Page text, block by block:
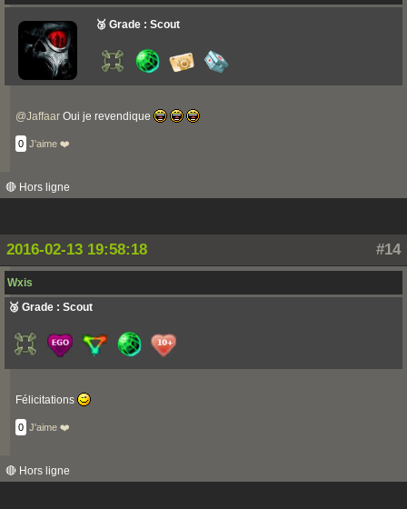
🥉 Grade : Scout
@Jaffaar Oui je revendique
0 J'aime ❤️
🔴 Hors ligne
#14
2016-02-13 19:58:18
Wxis
🥉 Grade : Scout
Félicitations
0 J'aime ❤️
🔴 Hors ligne